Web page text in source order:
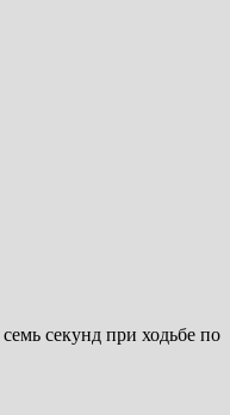
секунд при ходьбе по